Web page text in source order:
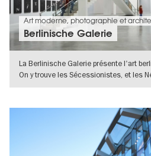
Art moderne, photographie et
Berlinische Galerie
La Berlinische Galerie présente l'art
On y trouve les Sécessionistes, et les